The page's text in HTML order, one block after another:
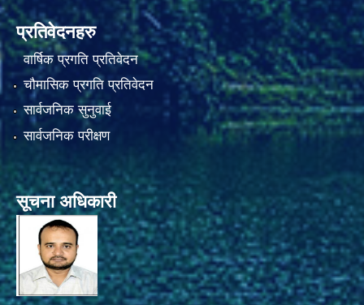
प्रतिवेदनहरु
वार्षिक प्रगति प्रतिवेदन
चौमासिक प्रगति प्रतिवेदन
सार्वजनिक सुनुवाई
सार्वजनिक परीक्षण
सूचना अधिकारी